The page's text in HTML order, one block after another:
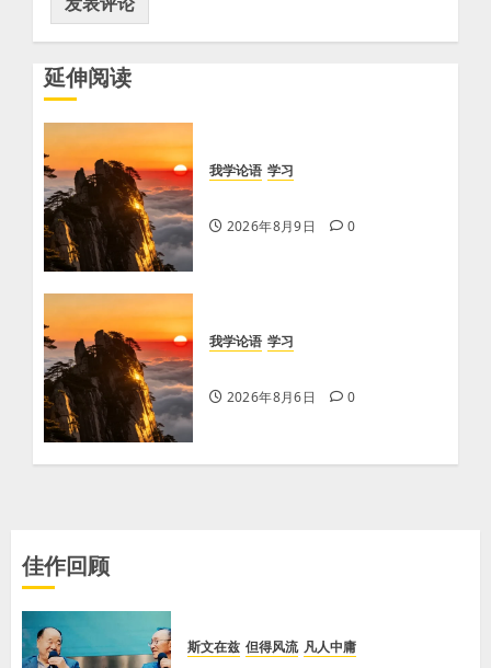
延伸阅读
我学论语 学习
2026年8月9日 0
我学论语 学习
2026年8月6日 0
佳作回顾
斯文在兹 但得风流 凡人中庸